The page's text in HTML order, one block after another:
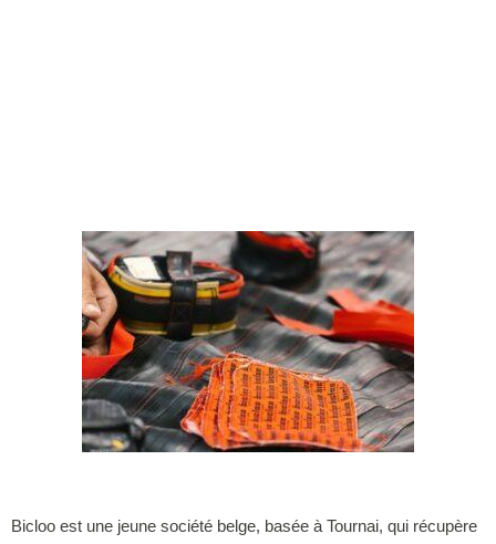
Bicloo est une jeune société belge, basée à Tournai, qui récupère